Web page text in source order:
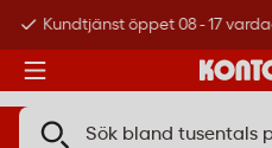
Kundtjänst öppet 08 - 17